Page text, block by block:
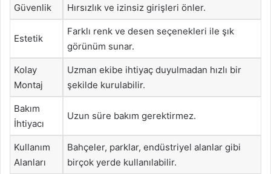
Güvenlik Hırsızlık ve izinsiz girişleri önler.
Estetik
Farklı renk ve desen seçenekleri ile şık
görünüm sunar.
Kolay
Montaj
Uzman ekibe ihtiyaç duyulmadan hızlı bir
şekilde kurulabilir.
Bakım
İhtiyacı
Uzun süre bakım gerektirmez.
Kullanım
Alanları
Bahçeler, parklar, endüstriyel alanlar gibi
birçok yerde kullanılabilir.